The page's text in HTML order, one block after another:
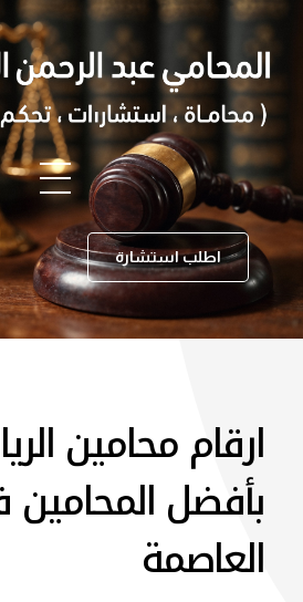
اطلب استشارة
ارقام محامين
بأفضل
العاصمة